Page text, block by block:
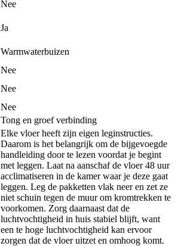
Nee
Ja
Warmwaterbuizen
Nee
Nee
Nee
Tong en groef verbinding
Elke vloer heeft zijn eigen leginstructies.
Daarom is het belangrijk om de bijgevoegde
handleiding door te lezen voordat je begint
met leggen. Laat na aanschaf de vloer 48 uur
acclimatiseren in de kamer waar je deze gaat
leggen. Leg de pakketten vlak neer en zet ze
niet schuin tegen de muur om kromtrekken te
voorkomen. Zorg daarnaast dat de
luchtvochtigheid in huis stabiel blijft, want
een te hoge luchtvochtigheid kan ervoor
zorgen dat de vloer uitzet en omhoog komt.